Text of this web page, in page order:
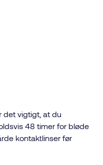
det vigtigt, at du
48 timer for bløde
kontaktlinser før